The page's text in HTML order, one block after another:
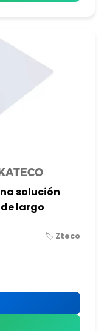
solución
largo
🏷️ Zteco